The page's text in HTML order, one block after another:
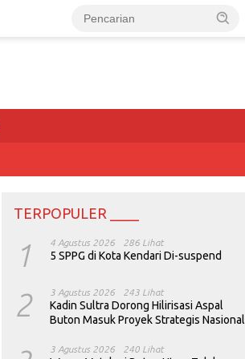
TERPOPULER ____
1 4 Agustus 2026 286 Lihat
5 SPPG di Kota Kendari Di-suspend
2 3 Agustus 2026 243 Lihat
Kadin Sultra Dorong Hilirisasi Aspal
Buton Masuk Proyek Strategis Nasional
3 Agustus 2026 240 Lihat